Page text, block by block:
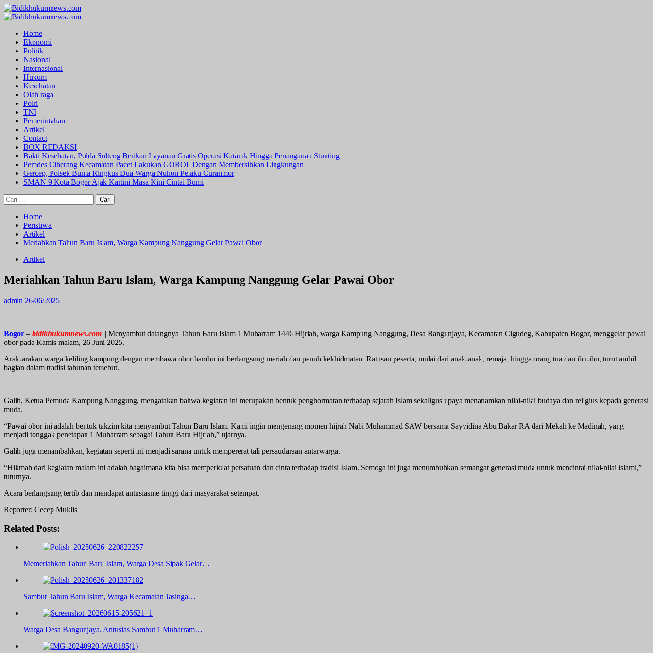
Skip
to
Primary
Home
Ekonomi
Politik
Nasional
Internasional
Hukum
Kesehatan
Olah raga
Polri
TNI
Pemerintahan
Artikel
Contact
BOX REDAKSI
Bakti Kesehatan, Polda Sulteng Berikan Layanan Gratis Operasi Katarak Hingga Penanganan Stunting
Pemdes Ciherang Kecamatan Pacet Lakukan GOROL Dengan Membersihkan Lingkungan
Gercep, Polsek Bunta Ringkus Dua Warga Nuhon Pelaku Curanmor
SMAN 9 Kota Bogor Ajak Kartini Masa Kini Cintai Bumi
Cari
untuk:
Home
Peristiwa
Artikel
Meriahkan Tahun Baru Islam, Warga Kampung Nanggung Gelar Pawai Obor
Artikel
Meriahkan Tahun Baru Islam, Warga Kampung Nanggung Gelar Pawai Obor
admin 26/06/2025
Bogor – bidikhukumnews.com || Menyambut datangnya Tahun Baru Islam 1 Muharram 1446 Hijriah, warga Kampung Nanggung, Desa Bangunjaya, Kecamatan Cigudeg, Kabupaten Bogor, menggelar pawai
obor pada Kamis malam, 26 Juni 2025.
Arak-arakan warga keliling kampung dengan membawa obor bambu ini berlangsung meriah dan penuh kekhidmatan. Ratusan peserta, mulai dari anak-anak, remaja, hingga orang tua dan ibu-ibu, turut ambil
bagian dalam tradisi tahunan tersebut.
Galih, Ketua Pemuda Kampung Nanggung, mengatakan bahwa kegiatan ini merupakan bentuk penghormatan terhadap sejarah Islam sekaligus upaya menanamkan nilai-nilai budaya dan religius kepada generasi
muda.
“Pawai obor ini adalah bentuk takzim kita menyambut Tahun Baru Islam. Kami ingin mengenang momen hijrah Nabi Muhammad SAW bersama Sayyidina Abu Bakar RA dari Mekah ke Madinah, yang
menjadi tonggak penetapan 1 Muharram sebagai Tahun Baru Hijriah,” ujarnya.
Galih juga menambahkan, kegiatan seperti ini menjadi sarana untuk mempererat tali persaudaraan antarwarga.
“Hikmah dari kegiatan malam ini adalah bagaimana kita bisa memperkuat persatuan dan cinta terhadap tradisi Islam. Semoga ini juga menumbuhkan semangat generasi muda untuk mencintai nilai-nilai islami,”
tuturnya.
Acara berlangsung tertib dan mendapat antusiasme tinggi dari masyarakat setempat.
Reporter: Cecep Muklis
Related Posts:
Memeriahkan Tahun Baru Islam, Warga Desa Sipak Gelar…
Sambut Tahun Baru Islam, Warga Kecamatan Jasinga…
Warga Desa Bangunjaya, Antusias Sambut 1 Muharram…